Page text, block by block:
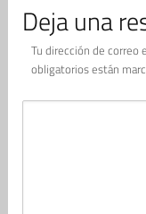
Deja una
Tu dirección de correo
obligatorios están